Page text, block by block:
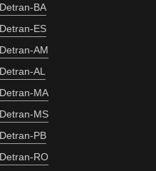
BA
ES
AM
AL
MA
MS
PB
RO